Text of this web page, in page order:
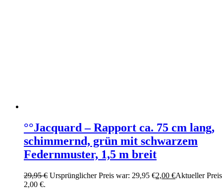
°°Jacquard – Rapport ca. 75 cm lang,
schimmernd, grün mit schwarzem
Federnmuster, 1,5 m breit
29,95€ Ursprünglicher Preis war: 29,95 €2,00 €Aktueller
2,00 €.